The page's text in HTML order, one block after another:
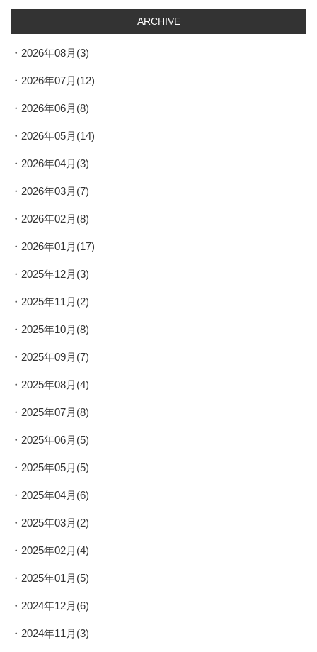
ARCHIVE
2026年08月(3)
2026年07月(12)
2026年06月(8)
2026年05月(14)
2026年04月(3)
2026年03月(7)
2026年02月(8)
2026年01月(17)
2025年12月(3)
2025年11月(2)
2025年10月(8)
2025年09月(7)
2025年08月(4)
2025年07月(8)
2025年06月(5)
2025年05月(5)
2025年04月(6)
2025年03月(2)
2025年02月(4)
2025年01月(5)
2024年12月(6)
2024年11月(3)